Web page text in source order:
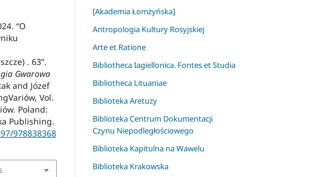
“O
. 63”.
Gwarowa
and Józef
Vol.
Poland:
Publishing.
978838368
[Akademia Łomżyńska]
Antropologia Kultury Rosyjskiej
Arte et Ratione
Bibliotheca Iagiellonica. Fontes et Studia
Bibliotheca Lituaniae
Biblioteka Aretuzy
Biblioteka Centrum Dokumentacji
Czynu Niepodległościowego
Biblioteka Kapitulna na Wawelu
Biblioteka Krakowska